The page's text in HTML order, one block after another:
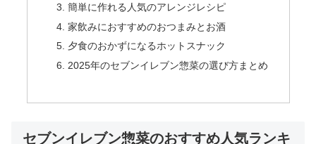
簡単に作れる人気のアレンジレシピ
家飲みにおすすめのおつまみとお酒
夕食のおかずになるホットスナック
2025年のセブンイレブン惣菜の選び方まとめ
セブンイレブン惣菜のおすすめ人気ランキ